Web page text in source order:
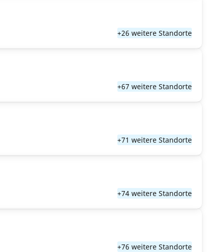
+26 weitere Standorte
+67 weitere Standorte
+71 weitere Standorte
+74 weitere Standorte
+76 weitere Standorte